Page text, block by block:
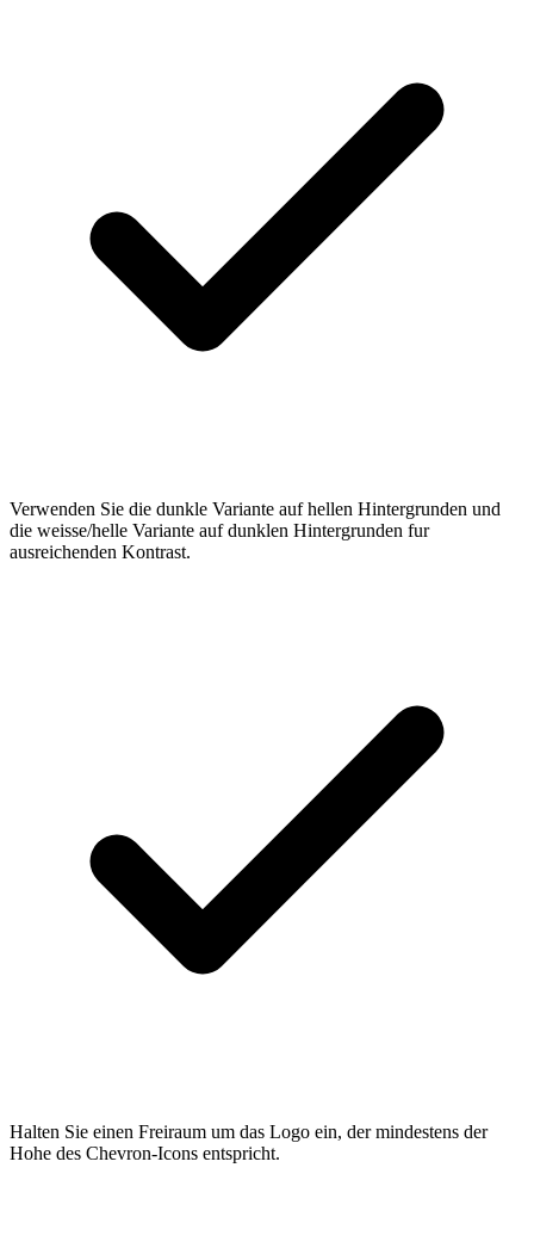
Verwenden Sie die dunkle Variante auf hellen Hintergrunden und
die weisse/helle Variante auf dunklen Hintergrunden fur
ausreichenden Kontrast.
Halten Sie einen Freiraum um das Logo ein, der mindestens der
Hohe des Chevron-Icons entspricht.